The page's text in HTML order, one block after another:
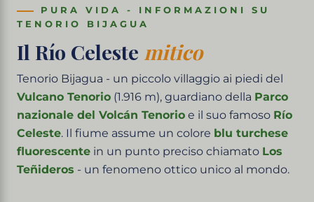
PURA VIDA - INFORMAZIONI SU
TENORIO BIJAGUA
Il Río Celeste mitico
Tenorio Bijagua - un piccolo villaggio ai piedi del
Vulcano Tenorio (1.916 m), guardiano della Parco
nazionale del Volcán Tenorio e il suo famoso Río
Celeste. Il fiume assume un colore blu turchese
fluorescente in un punto preciso chiamato Los
Teñideros - un fenomeno ottico unico al mondo.